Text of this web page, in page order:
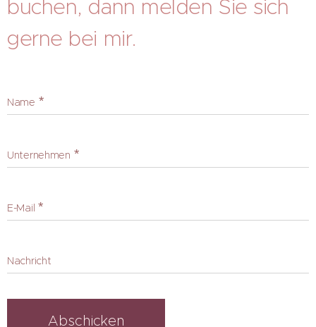
buchen, dann melden Sie sich
gerne bei mir.
Name
Unternehmen
E-Mail
Nachricht
Abschicken